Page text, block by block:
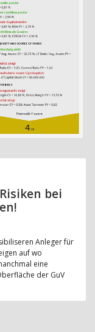
bei
Anleger für
auf wo
eine
der GuV